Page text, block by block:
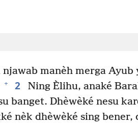
manèh merga Ayub
+ 2
Ning Èlihu, anaké
banget. Dhèwèké nesu
nèk dhèwèké sing bener,